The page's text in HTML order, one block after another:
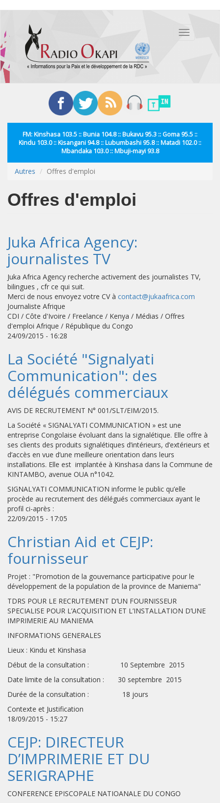
contenu
principal
Toggle
FM: Kinshasa 103.5 :: Bunia 104.8 :: Bukavu 95.3 :: Goma 95.5 ::
Kindu 103.0 :: Kisangani 94.8 :: Lubumbashi 95.8 :: Matadi 102.0 ::
Mbandaka 103.0 :: Mbuji-mayi 93.8
Autres Offres d'emploi
Offres d'emploi
Juka Africa Agency:
journalistes TV
Juka Africa Agency recherche activement des journalistes TV,
bilingues , cfr ce qui suit.
Merci de nous envoyez votre CV à contact@jukaafrica.com
Journaliste Afrique
CDI / Côte d'Ivoire / Freelance / Kenya / Médias / Offres
d'emploi Afrique / République du Congo
24/09/2015 - 16:28
La Société "Signalyati
Communication": des
délégués commerciaux
AVIS DE RECRUTEMENT N° 001/SLT/EIM/2015.
La Société « SIGNALYATI COMMUNICATION » est une
entreprise Congolaise évoluant dans la signalétique. Elle offre à
ses clients des produits signalétiques d’intérieurs, d’extérieurs et
d’accès en vue d’une meilleure orientation dans leurs
installations. Elle est implantée à Kinshasa dans la Commune de
KINTAMBO, avenue OUA n°1042.
SIGNALYATI COMMUNICATION informe le public qu’elle
procède au recrutement des délégués commerciaux ayant le
profil ci-après :
22/09/2015 - 17:05
Christian Aid et CEJP:
fournisseur
Projet : "Promotion de la gouvernance participative pour le
développement de la population de la province de Maniema"
TDRS POUR LE RECRUTEMENT D’UN FOURNISSEUR
SPECIALISE POUR L’ACQUISITION ET L’INSTALLATION D’UNE
IMPRIMERIE AU MANIEMA
INFORMATIONS GENERALES
Lieux : Kindu et Kinshasa
Début de la consultation : 10 Septembre 2015
Date limite de la consultation : 30 septembre 2015
Durée de la consultation : 18 jours
Contexte et Justification
18/09/2015 - 15:27
CEJP: DIRECTEUR
D’IMPRIMERIE ET DU
SERIGRAPHE
CONFERENCE EPISCOPALE NATIOANALE DU CONGO